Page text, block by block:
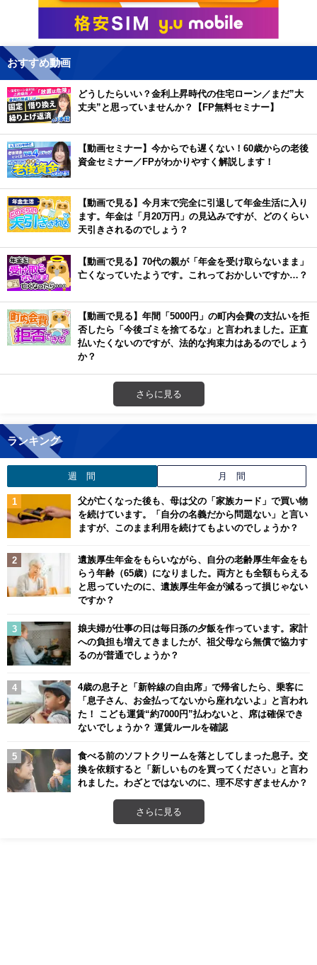
おすすめ動画
どうしたらいい？金利上昇時代の住宅ローン／まだ”大
丈夫”と思っていませんか？【FP無料セミナー】
【動画セミナー】今からでも遅くない！60歳からの老後
資金セミナー／FPがわかりやすく解説します！
【動画で見る】今月末で完全に引退して年金生活に入り
ます。年金は「月20万円」の見込みですが、どのくらい
天引きされるのでしょう？
【動画で見る】70代の親が「年金を受け取らないまま」
亡くなっていたようです。これっておかしいですか…？
【動画で見る】年間「5000円」の町内会費の支払いを拒
否したら「今後ゴミを捨てるな」と言われました。正直
払いたくないのですが、法的な拘束力はあるのでしょう
か？
さらに見る
ランキング
週 間 月 間
父が亡くなった後も、母は父の「家族カード」で買い物
を続けています。「自分の名義だから問題ない」と言い
ますが、このまま利用を続けてもよいのでしょうか？
遺族厚生年金をもらいながら、自分の老齢厚生年金をも
らう年齢（65歳）になりました。両方とも全額もらえる
と思っていたのに、遺族厚生年金が減るって損じゃない
ですか？
娘夫婦が仕事の日は毎日孫の夕飯を作っています。家計
への負担も増えてきましたが、祖父母なら無償で協力す
るのが普通でしょうか？
4歳の息子と「新幹線の自由席」で帰省したら、乗客に
「息子さん、お金払ってないから座れないよ」と言われ
た！ こども運賃“約7000円”払わないと、席は確保でき
ないでしょうか？ 運賃ルールを確認
食べる前のソフトクリームを落としてしまった息子。交
換を依頼すると「新しいものを買ってください」と言わ
れました。わざとではないのに、理不尽すぎませんか？
さらに見る